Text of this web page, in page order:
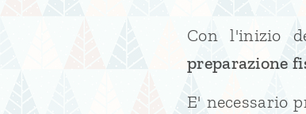
Con l'inizio
preparazione
E' necessario